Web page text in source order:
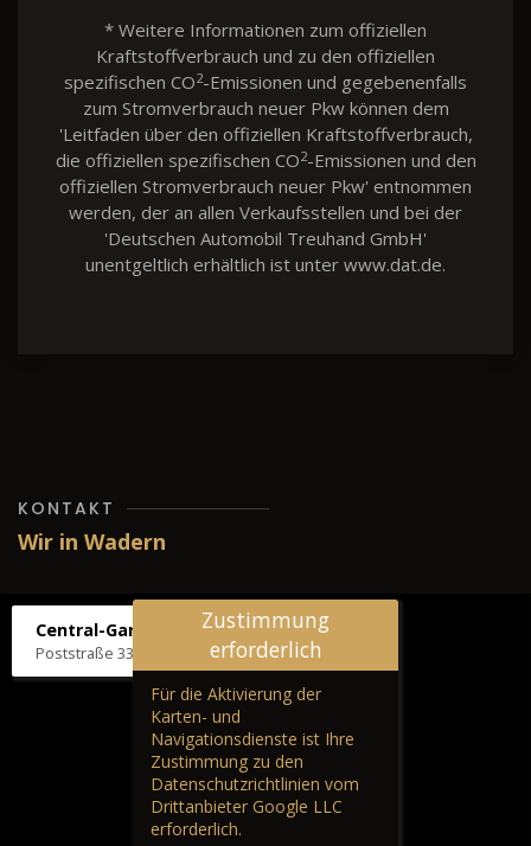
* Weitere Informationen zum offiziellen
Kraftstoffverbrauch und zu den offiziellen
spezifischen CO2-Emissionen und gegebenenfalls
zum Stromverbrauch neuer Pkw können dem
'Leitfaden über den offiziellen Kraftstoffverbrauch,
die offiziellen spezifischen CO2-Emissionen und den
offiziellen Stromverbrauch neuer Pkw' entnommen
werden, der an allen Verkaufsstellen und bei der
'Deutschen Automobil Treuhand GmbH'
unentgeltlich erhältlich ist unter www.dat.de.
KONTAKT
Wir in Wadern
Central-Garage H. Wilhelm
Poststraße 33, 66687 Wadern
Zustimmung
erforderlich
Für die Aktivierung der
Karten- und
Navigationsdienste ist Ihre
Zustimmung zu den
Datenschutzrichtlinien vom
Drittanbieter Google LLC
erforderlich.